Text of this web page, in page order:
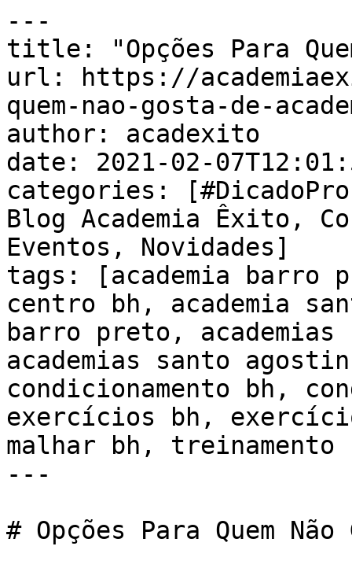
---
title: "Opções Para
url: https://
quem-nao-gosta-de-
author: acadexito
date: 2021-02-
categories:
Blog Academia Êxito,
Eventos, Novidades]
tags: [academia barro
centro bh, academia
barro preto,
academias santo
condicionamento bh,
exercícios bh,
malhar bh,
---
# Opções Para Quem